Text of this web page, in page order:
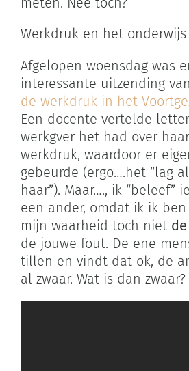
Werkdruk en het onderwijs
Afgelopen woensdag was
interessante uitzending van
de werkdruk in het
Een docente vertelde
werkgver het had over
werkdruk, waardoor er
gebeurde (ergo….het “lag
haar”). Maar…., ik “beleef”
een ander, omdat ik ik
mijn waarheid toch niet de
de jouwe fout. De ene
tillen en vindt dat ok, de
al zwaar. Wat is dan zwaar?